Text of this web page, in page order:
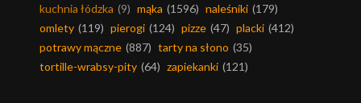
kuchnia łódzka (9) mąka (1596) naleśniki (179)
omlety (119) pierogi (124) pizze (47) placki (412)
potrawy mączne (887) tarty na słono (35)
tortille-wrabsy-pity (64) zapiekanki (121)